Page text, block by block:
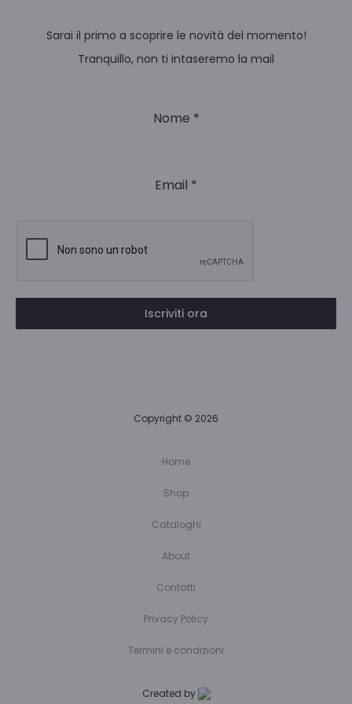
Sarai il primo a scoprire le novità del momento!
Tranquillo, non ti intaseremo la mail
Nome *
Email *
Iscriviti ora
Copyright © 2026
Home
Shop
Cataloghi
About
Contatti
Privacy Policy
Termini e condizioni
Created by